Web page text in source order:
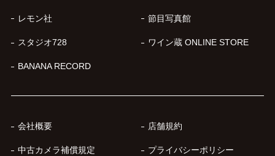
レモン社 節目写真館
スタジオ728 ワイン蔵 ONLINE STORE
BANANA RECORD
会社概要 店舗規約
中古カメラ補償規定 プライバシーポリシー